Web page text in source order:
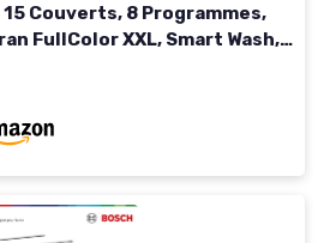
15 Couverts, 8 Programmes,
FullColor XXL, Smart Wash,
Demi-charge, Delay Start